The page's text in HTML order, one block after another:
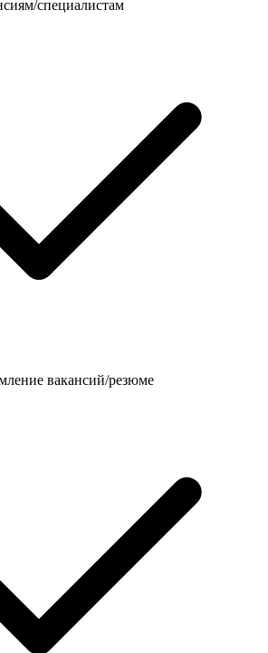
специалистам
вакансий/резюме